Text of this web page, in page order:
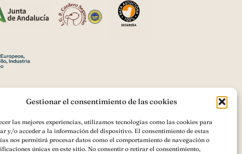
Gestionar el consentimiento de las cookies
las mejores experiencias, utilizamos tecnologías como las cookies para
y/o acceder a la información del dispositivo. El consentimiento de estas
nos permitirá procesar datos como el comportamiento de navegación o
únicas en este sitio. No consentir o retirar el consentimiento,
la promoción de los productos agrícolas
PROMOCIONALES PARA LA